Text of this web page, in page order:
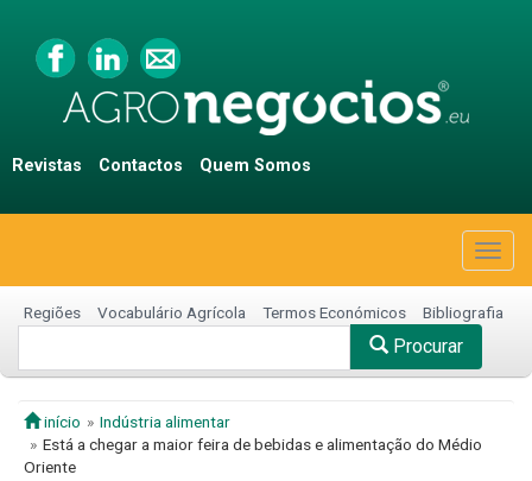
Revistas Contactos Quem Somos
Regiões Vocabulário Agrícola Termos Económicos Bibliografia
Procurar
início
Indústria alimentar
Está a chegar a maior feira de bebidas e alimentação do Médio
Oriente